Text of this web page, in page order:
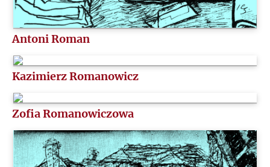
Antoni Roman
Kazimierz Romanowicz
Zofia Romanowiczowa